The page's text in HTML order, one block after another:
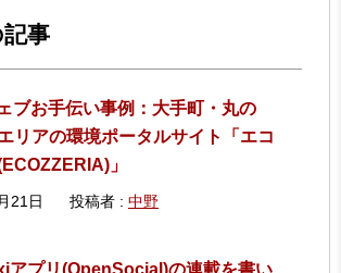
事
ブお手伝い事例：大手町・丸の
リアの環境ポータルサイト「エコ
」
21日 投稿者 : 中野